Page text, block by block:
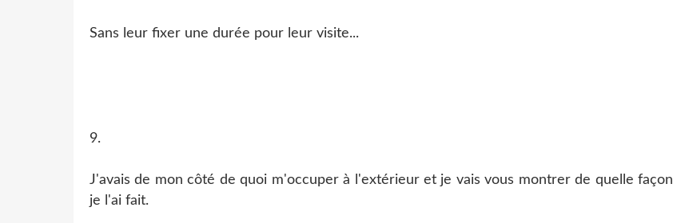
Sans leur fixer une durée pour leur visite...
9.
J'avais de mon côté de quoi m'occuper à l'extérieur et je vais vous montrer de quelle façon
je l'ai fait.